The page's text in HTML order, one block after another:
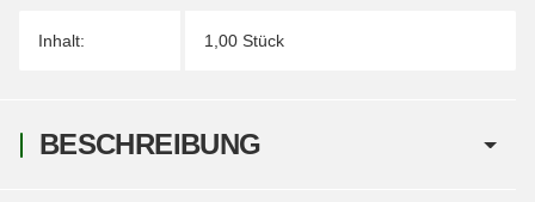
Inhalt: 1,00 Stück
BESCHREIBUNG